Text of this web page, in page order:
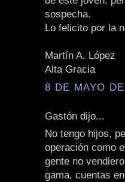
sospecha.
Lo felicito por la
Martín A. López
Alta Gracia
8 DE MAYO
Gastón dijo...
No tengo hijos,
operación como
gente no
gama, cuentas